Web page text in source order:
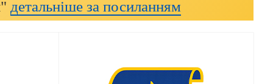
детальніше за посиланням